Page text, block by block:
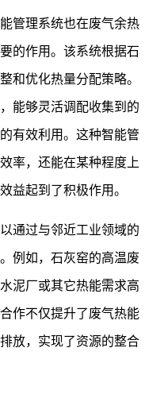
管理系统也在废气余热
的作用。该系统根据石
和优化热量分配策略。
能够灵活调配收集到的
有效利用。这种智能管
率，还能在某种程度上
益起到了积极作用。
通过与邻近工业领域的
例如，石灰窑的高温废
泥厂或其它热能需求高
作不仅提升了废气热能
放，实现了资源的整合